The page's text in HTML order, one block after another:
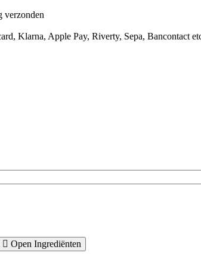
verzonden
Klarna, Apple Pay, Riverty, Sepa, Bancontact
Open Ingrediënten